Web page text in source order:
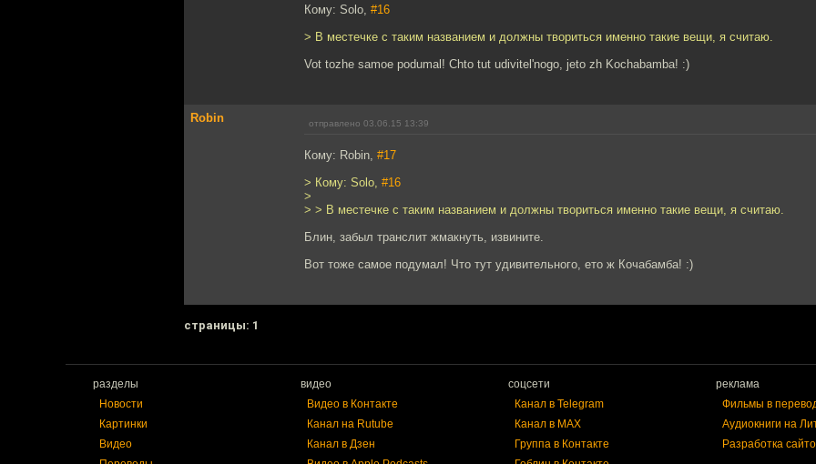
Кому: Solo, #16
> В местечке с таким названием и должны твориться именно такие вещи, я считаю.
Vot tozhe samoe podumal! Chto tut udivitel'nogo, jeto zh Kochabamba! :)
Robin отправлено 03.06.15 13:39
Кому: Robin, #17
> Кому: Solo, #16
>
> > В местечке с таким названием и должны твориться именно такие вещи, я считаю.
Блин, забыл транслит жмакнуть, извините.
Вот тоже самое подумал! Что тут удивительного, ето ж Кочабамба! :)
cтраницы: 1
разделы
Новости
Картинки
Видео
видео
Видео в Контакте
Канал на Rutube
Канал в Дзен
соцсети
Канал в Telegram
Канал в MAX
Группа в Контакте
реклама
Фильмы в
Аудиокниги на
Разработка